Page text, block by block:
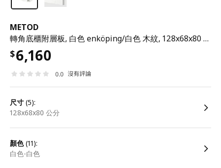
METOD
轉角底櫃附層板, 白色 enköping/白色 木紋, 128x68x80 公分
$6,160
0.0 沒有評論
尺寸 (5):
128x68x80 公分
顏色(11):
白色-白色